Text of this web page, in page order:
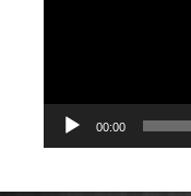
00:00